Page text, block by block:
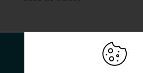
CONTACT &
Gîte forestier